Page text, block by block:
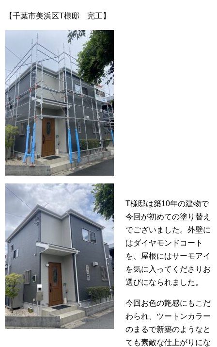
【千葉市美浜区T様邸 完工】
T様邸は築10年の建物で
今回が初めての塗り替え
でございました。外壁に
はダイヤモンドコート
を、屋根にはサーモアイ
を気に入ってくださりお
選びになられました。
今回お色の艶感にもこだ
わられ、ツートンカラー
のまるで新築のようなと
ても素敵な仕上がりにな